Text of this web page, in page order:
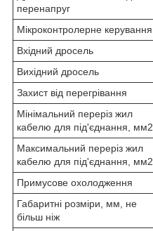
перенапруг
Мікроконтролерне керування
Вхідний дросель
Вихідний дросель
Захист від перегрівання
Мінімальний переріз жил
кабелю для під'єднання, мм2
Максимальний переріз жил
кабелю для під'єднання, мм2
Примусове охолодження
Габаритні розміри, мм, не
більш ніж